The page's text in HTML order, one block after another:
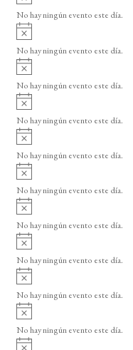
o
v
i
o
No hay ningún evento este día.
A
v
i
o
No hay ningún evento este día.
A
v
i
o
No hay ningún evento este día.
A
v
i
o
No hay ningún evento este día.
A
v
i
o
No hay ningún evento este día.
A
v
i
o
No hay ningún evento este día.
A
v
i
o
No hay ningún evento este día.
A
v
i
o
No hay ningún evento este día.
A
v
i
o
No hay ningún evento este día.
A
v
i
No hay ningún evento este día.
A